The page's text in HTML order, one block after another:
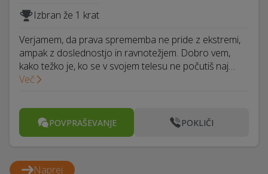
Izbran že 1 krat
Verjamem, da prava sprememba ne pride z ekstremi,
ampak z doslednostjo in ravnotežjem. Dobro vem,
kako težko je, ko se v svojem telesu ne počutiš naj…
Več
POVPRAŠEVANJE POKLIČI
Naprej